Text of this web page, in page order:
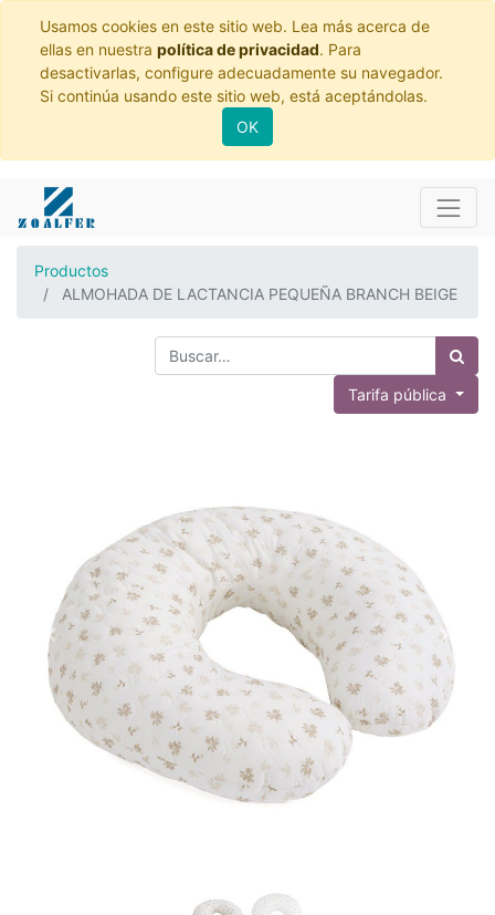
Usamos cookies en este sitio web. Lea más acerca de
ellas en nuestra política de privacidad. Para
desactivarlas, configure adecuadamente su navegador.
Si continúa usando este sitio web, está aceptándolas.
OK
Productos
ALMOHADA DE LACTANCIA PEQUEÑA BRANCH BEIGE
Tarifa pública